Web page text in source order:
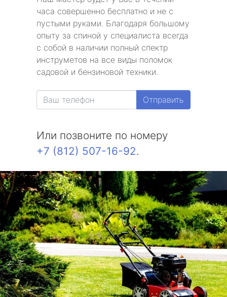
часа совершенно бесплатно и не с
пустыми руками. Благодаря большому
опыту за спиной у специалиста всегда
с собой в наличии полный спектр
инструметов на все виды поломок
садовой и бензиновой техники.
Отправить
Или позвоните по номеру
+7 (812) 507-16-92.